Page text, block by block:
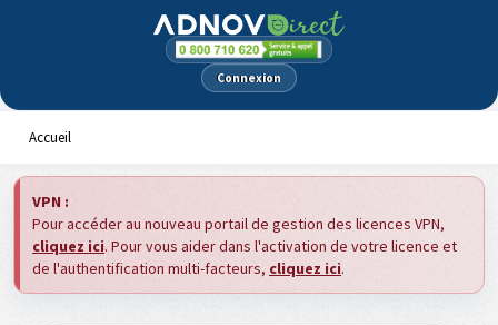
Panneau de gestion des cookies
Connexion
Accueil
VPN :
Pour accéder au nouveau portail de gestion des licences VPN,
cliquez ici. Pour vous aider dans l'activation de votre licence et
de l'authentification multi-facteurs, cliquez ici.